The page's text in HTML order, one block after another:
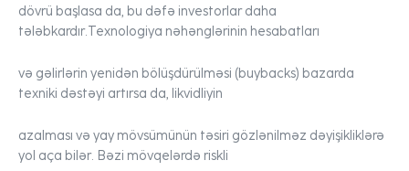
dövrü başlasa da, bu dəfə investorlar daha
tələbkardır.Texnologiya nəhənglərinin hesabatları
və gəlirlərin yenidən bölüşdürülməsi (buybacks) bazarda
texniki dəstəyi artırsa da, likvidliyin
azalması və yay mövsümünün təsiri gözlənilməz dəyişikliklərə
yol aça bilər. Bəzi mövqelərdə riskli